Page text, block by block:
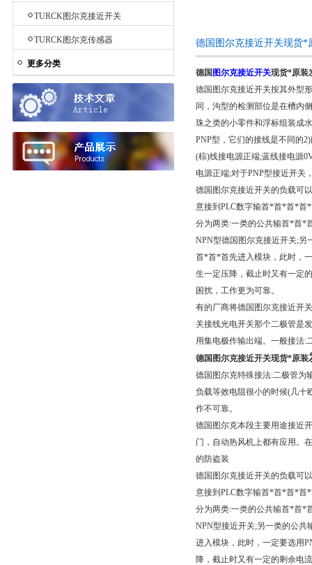
TURCK图尔克接近开关
TURCK图尔克传感器
更多分类
德国图尔克接近开关现货*
德国 图尔克接近开关现货*原装
德国图尔克接近开关按其外型
同，沟型的检测部位是在槽内
珠之类的小零件和浮标组装成
PNP型，它们的接线是不同的
(棕)线接电源正端;蓝线接电源
电源正端;对于PNP型接近开关
德国图尔克接近开关的负载可
意接到PLC数字输首*首*首*首
分为两类:一类的公共输首*首*
NPN型德国图尔克接近开关;
首*首*首先进入模块，此时，
生一定压降，截止时又有一定
困扰，工作更为可靠。
有的厂商将德国图尔克接近开
关接线光电开关那个二极管是
用集电极作输出端。一般接法
德国图尔克接近开关现货*原装
德国图尔克特殊接法:二极管为
负载等效电阻很小的时候(几十
作不可靠。
德国图尔克本段主要用途接近
门，自动热风机上都有应用。
的防盗装
德国图尔克接近开关的负载可
意接到PLC数字输首*首*首*首
分为两类:一类的公共输首*首*
NPN型接近开关;另一类的公
进入模块，此时，一定要选用
降，截止时又有一定的剩余电